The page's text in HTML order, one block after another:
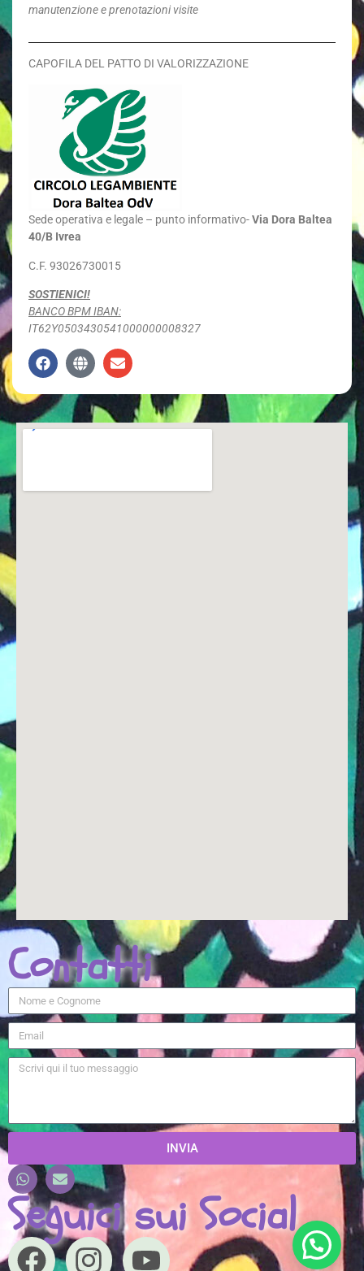
manutenzione e prenotazioni visite
CAPOFILA DEL PATTO DI VALORIZZAZIONE
Sedeoperativa e legale – punto informativo-Via Dora Baltea
40/B Ivrea
C.F. 93026730015
SOSTIENICI!
BANCO BPM IBAN:
IT62Y0503430541000000008327
Contatti
INVIA
Seguici sui Social